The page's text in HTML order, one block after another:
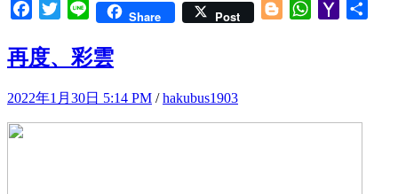
Facebook
TwitterLine Share Post BloggerWhatsApp
Yahoo
再度、彩雲
2022年1月30日 5:14 PM /hakubus1903